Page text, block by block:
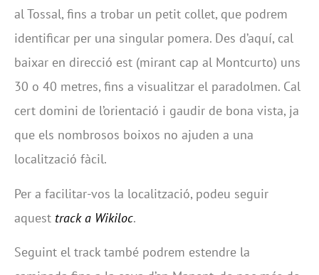
al Tossal, fins a trobar un petit collet, que podrem
identificar per una singular pomera. Des d’aquí, cal
baixar en direcció est (mirant cap al Montcurto) uns
30 o 40 metres, fins a visualitzar el paradolmen. Cal
cert domini de l’orientació i gaudir de bona vista, ja
que els nombrosos boixos no ajuden a una
localització fàcil.
Per a facilitar-vos la localització, podeu seguir
aquest track a Wikiloc.
Seguint el track també podrem estendre la